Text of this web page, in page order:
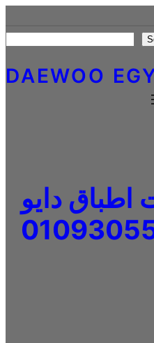
to
content
DAEWOO
اطباق دايو